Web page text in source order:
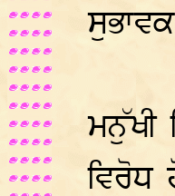
ਮਨੁੱਖੀ
ਵਿਰੋਧ